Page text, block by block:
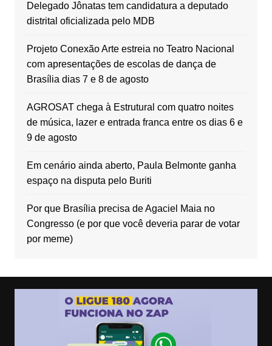
Delegado Jônatas tem candidatura a deputado
distrital oficializada pelo MDB
Projeto Conexão Arte estreia no Teatro Nacional
com apresentações de escolas de dança de
Brasília dias 7 e 8 de agosto
AGROSAT chega à Estrutural com quatro noites
de música, lazer e entrada franca entre os dias 6 e
9 de agosto
Em cenário ainda aberto, Paula Belmonte ganha
espaço na disputa pelo Buriti
Por que Brasília precisa de Agaciel Maia no
Congresso (e por que você deveria parar de votar
por meme)